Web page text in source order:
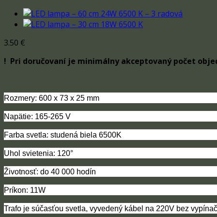
3.50 €
! Pri doručovaní je minimálny akceptovaný počet
Rozmery: 600 x 73 x 25 mm
Napätie: 165-265 V
Farba svetla: studená biela 6500K
Uhol svietenia: 120°
Životnosť: do 40 000 hodín
Príkon: 11W
Trafo je súčasťou svetla, vyvedený kábel na 220V bez